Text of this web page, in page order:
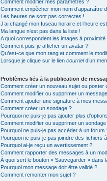
Comment modifier mes paramètres ?
Comment empêcher mon nom d’apparaître
Les heures ne sont pas correctes !
J’ai changé mon fuseau horaire et l’heure
Ma langue n’est pas dans la liste !
A quoi correspondent les images à proximité
Comment puis-je afficher un avatar ?
Qu’est-ce que mon rang et comment le
Lorsque je clique sur le lien courrield’un
Problèmes liés à la publication de
Comment créer un nouveau sujet ou poster
Comment modifier ou supprimer un
Comment ajouter une signature à mes
Comment créer un sondage ?
Pourquoi ne puis-je pas ajouter plus
Comment modifier ou supprimer un sondage
Pourquoi ne puis-je pas accéder à un forum
Pourquoi ne puis-je pas joindre des fichiers
Pourquoi ai-je reçu un avertissement ?
Comment rapporter des messages à un
À quoi sert le bouton « Sauvegarder » dans
Pourquoi mon message doit être validé ?
Comment remonter mon sujet ?